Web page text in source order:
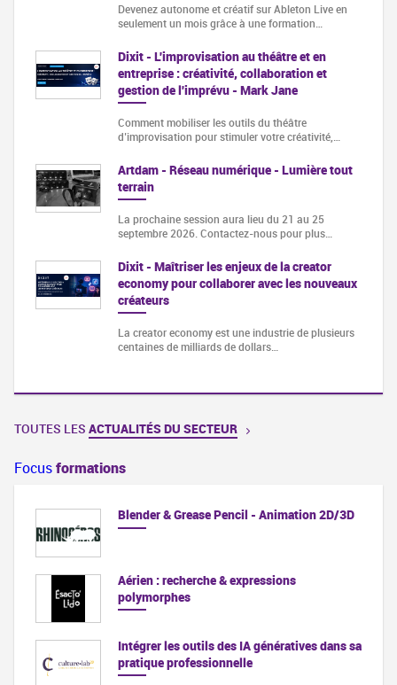
Devenez autonome et créatif sur Ableton Live en
seulement un mois grâce à une formation…
Dixit - L'improvisation au théâtre et en
entreprise : créativité, collaboration et
gestion de l'imprévu - Mark Jane
Comment mobiliser les outils du théâtre
d’improvisation pour stimuler votre créativité,…
Artdam - Réseau numérique - Lumière tout
terrain
La prochaine session aura lieu du 21 au 25
septembre 2026. Contactez-nous pour plus…
Dixit - Maîtriser les enjeux de la creator
economy pour collaborer avec les nouveaux
créateurs
La creator economy est une industrie de plusieurs
centaines de milliards de dollars…
TOUTES LES ACTUALITÉS DU SECTEUR
Focusformations
Blender & Grease Pencil - Animation 2D/3D
Aérien : recherche & expressions
polymorphes
Intégrer les outils des IA génératives dans sa
pratique professionnelle